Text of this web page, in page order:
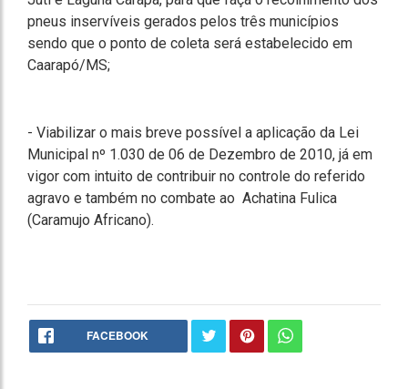
pneus inservíveis gerados pelos três municípios
sendo que o ponto de coleta será estabelecido em
Caarapó/MS;
- Viabilizar o mais breve possível a aplicação da Lei
Municipal nº 1.030 de 06 de Dezembro de 2010, já em
vigor com intuito de contribuir no controle do referido
agravo e também no combate ao Achatina Fulica
(Caramujo Africano).
FACEBOOK